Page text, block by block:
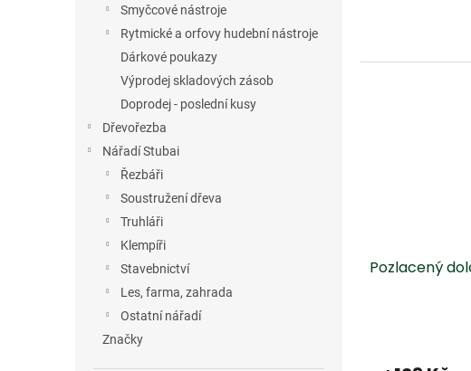
Smyčcové nástroje
Rytmické a orfovy hudební nástroje
Dárkové poukazy
Výprodej skladových zásob
Doprodej - poslední kusy
Dřevořezba
Nářadí Stubai
Řezbáři
Soustružení dřeva
Truhláři
Klempíři
Stavebnictví
Les, farma, zahrada
Ostatní nářadí
Značky
Pozlacený